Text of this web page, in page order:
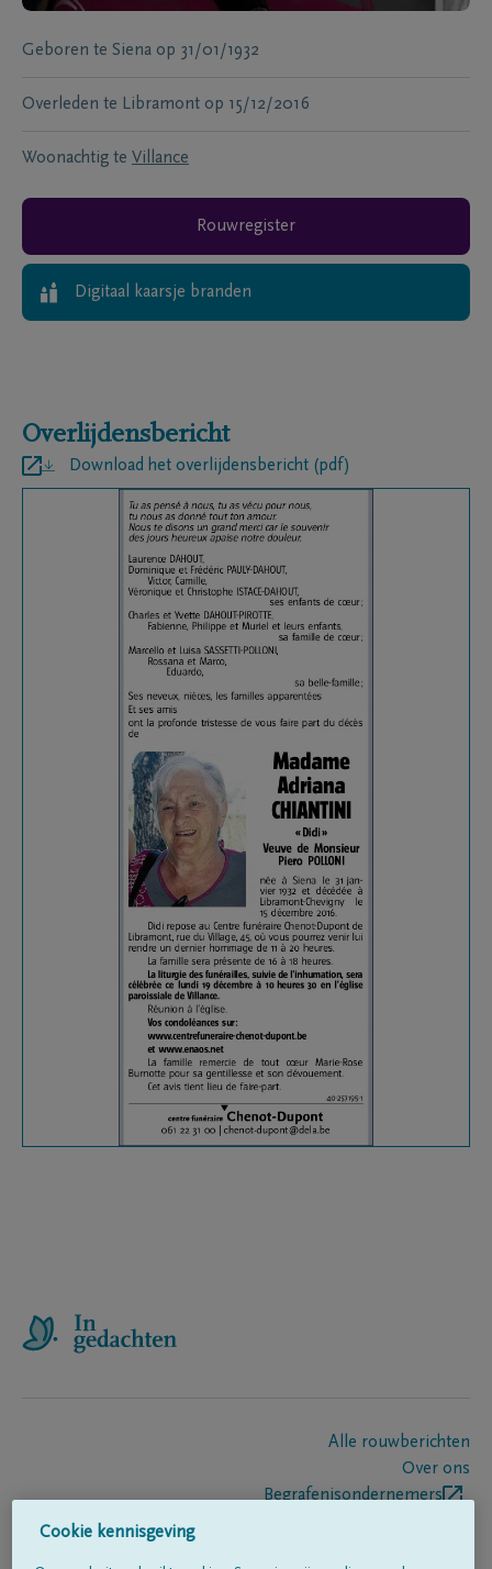
Geboren te Siena op 31/01/1932
Overleden te Libramont op 15/12/2016
Woonachtig te Villance
Rouwregister
Digitaal kaarsje branden
Overlijdensbericht
Download het overlijdensbericht (pdf)
Alle rouwberichten
Over ons
Begrafenisondernemers
Cookie kennisgeving